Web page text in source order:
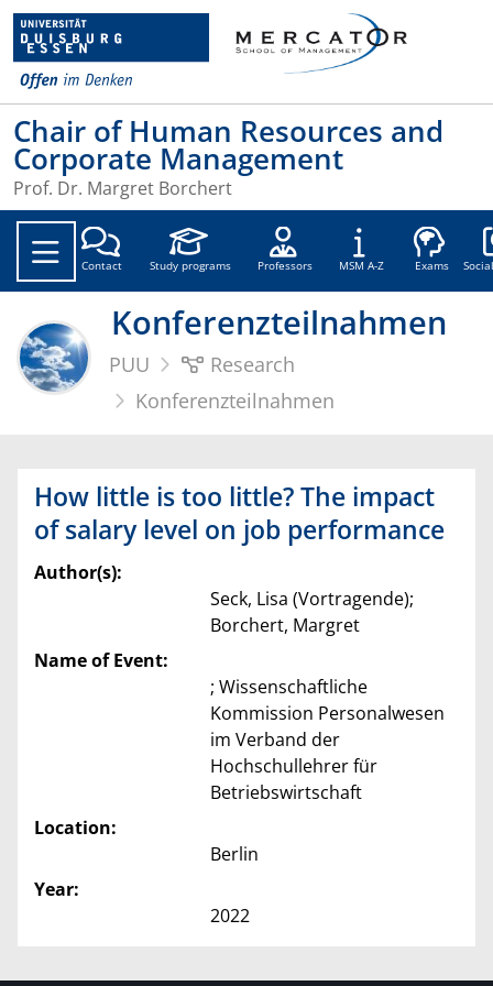
Chair of Human Resources and
Corporate Management
Prof. Dr. Margret Borchert
Contact Study programs Professors MSM A-Z Exams
Konferenzteilnahmen
PUU
Research
Konferenzteilnahmen
How little is too little? The impact
of salary level on job performance
Author(s):
Seck, Lisa (Vortragende);
Borchert, Margret
Name of Event:
; Wissenschaftliche
Kommission Personalwesen
im Verband der
Hochschullehrer für
Betriebswirtschaft
Location:
Berlin
Year:
2022